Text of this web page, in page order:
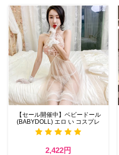
【セール開催中】ベビードール
(BABYDOLL) エロ い コスプレ
2,422円